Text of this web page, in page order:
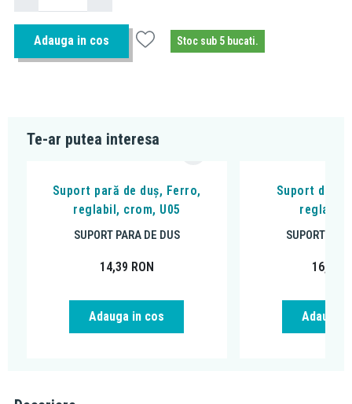
Adauga in cos Stoc sub 5 bucati.
Te-ar putea interesa
Suport pară de duș, Ferro,
reglabil, crom, U05
SUPORT PARA DE DUS
14,39 RON
Adauga in cos
Suport de
reglabil,
SUPORT
16,19
Adauga